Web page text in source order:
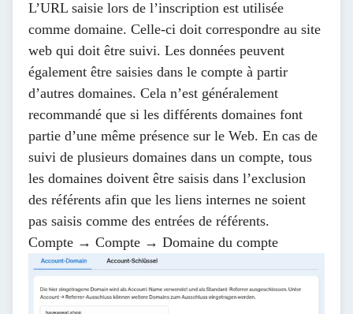
L’URL saisie lors de l’inscription est utilisée
comme domaine. Celle-ci doit correspondre au site
web qui doit être suivi. Les données peuvent
également être saisies dans le compte à partir
d’autres domaines. Cela n’est généralement
recommandé que si les différents domaines font
partie d’une même présence sur le Web. En cas de
suivi de plusieurs domaines dans un compte, tous
les domaines doivent être saisis dans l’exclusion
des référents afin que les liens internes ne soient
pas saisis comme des entrées de référents.
Compte → Compte → Domaine du compte